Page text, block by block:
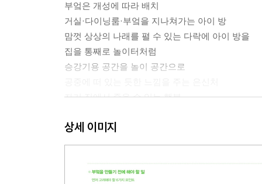
부엌은 개성에 따라 배치
거실·다이닝룸·부엌을 지나쳐가는 아이 방
맘껏 상상의 나래를 펼 수 있는 다락에 아이 방을
집을 통째로 놀이터처럼
승강기용 공간을 놀이 공간으로
자기 집에서 죽을 수 있는 행복
계단을 가구처럼 친밀하게
무게를 분담해서 지탱하는 계단
안마당과 이어지는 현관 토방
상세 이미지